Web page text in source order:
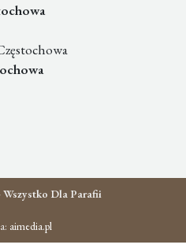
Wszystko Dla Parafii
aimedia.pl